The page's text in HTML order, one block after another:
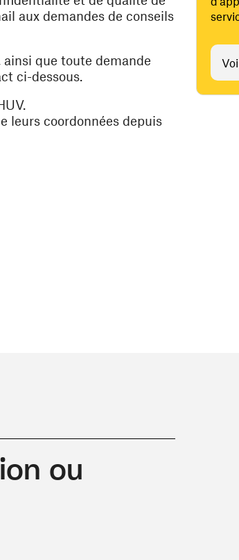
aux demandes de conseils
ainsi que toute demande
ci-dessous.
leurs coordonnées depuis
ou